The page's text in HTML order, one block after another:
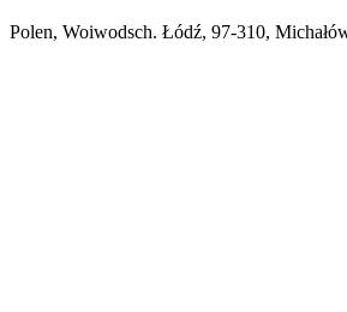
Polen, Woiwodsch. Łódź, 97-310,